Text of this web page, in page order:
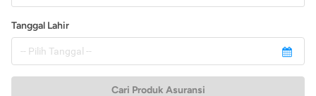
Tanggal Lahir
Cari Produk Asuransi